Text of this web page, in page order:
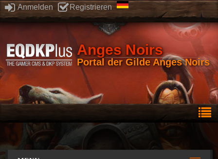
Anmelden Registrieren
Anges Noirs
Portal der Gilde Anges Noirs